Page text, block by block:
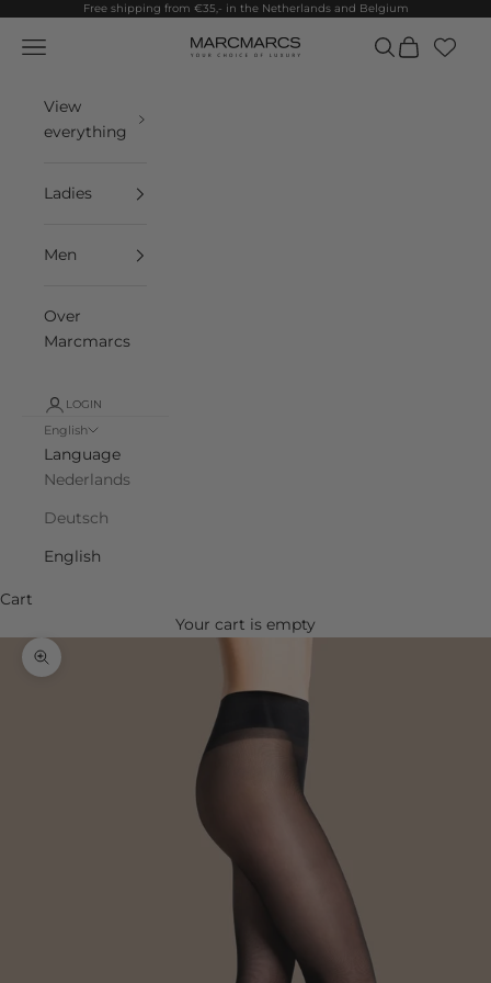
Skip to contentFree shipping from €35,- in the Netherlands and Belgium
MarcMarcs
Navigation menu Search
Cart
View
everything
Ladies
Men
Over
Marcmarcs
LOGIN
English
Language
Nederlands
Deutsch
English
Cart
Your cart is empty
Zoom picture